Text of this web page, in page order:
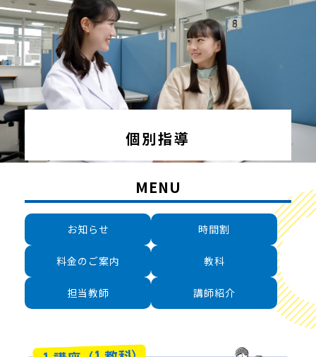
個別指導
MENU
お知らせ 時間割
料金のご案内 教科
担当教師 講師紹介